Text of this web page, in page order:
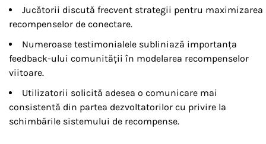
Jucătorii discută frecvent strategii pentru maximizarea
recompenselor de conectare.
Numeroase testimonialele subliniază importanța
feedback-ului comunității în modelarea recompenselor
viitoare.
Utilizatorii solicită adesea o comunicare mai
consistentă din partea dezvoltatorilor cu privire la
schimbările sistemului de recompense.